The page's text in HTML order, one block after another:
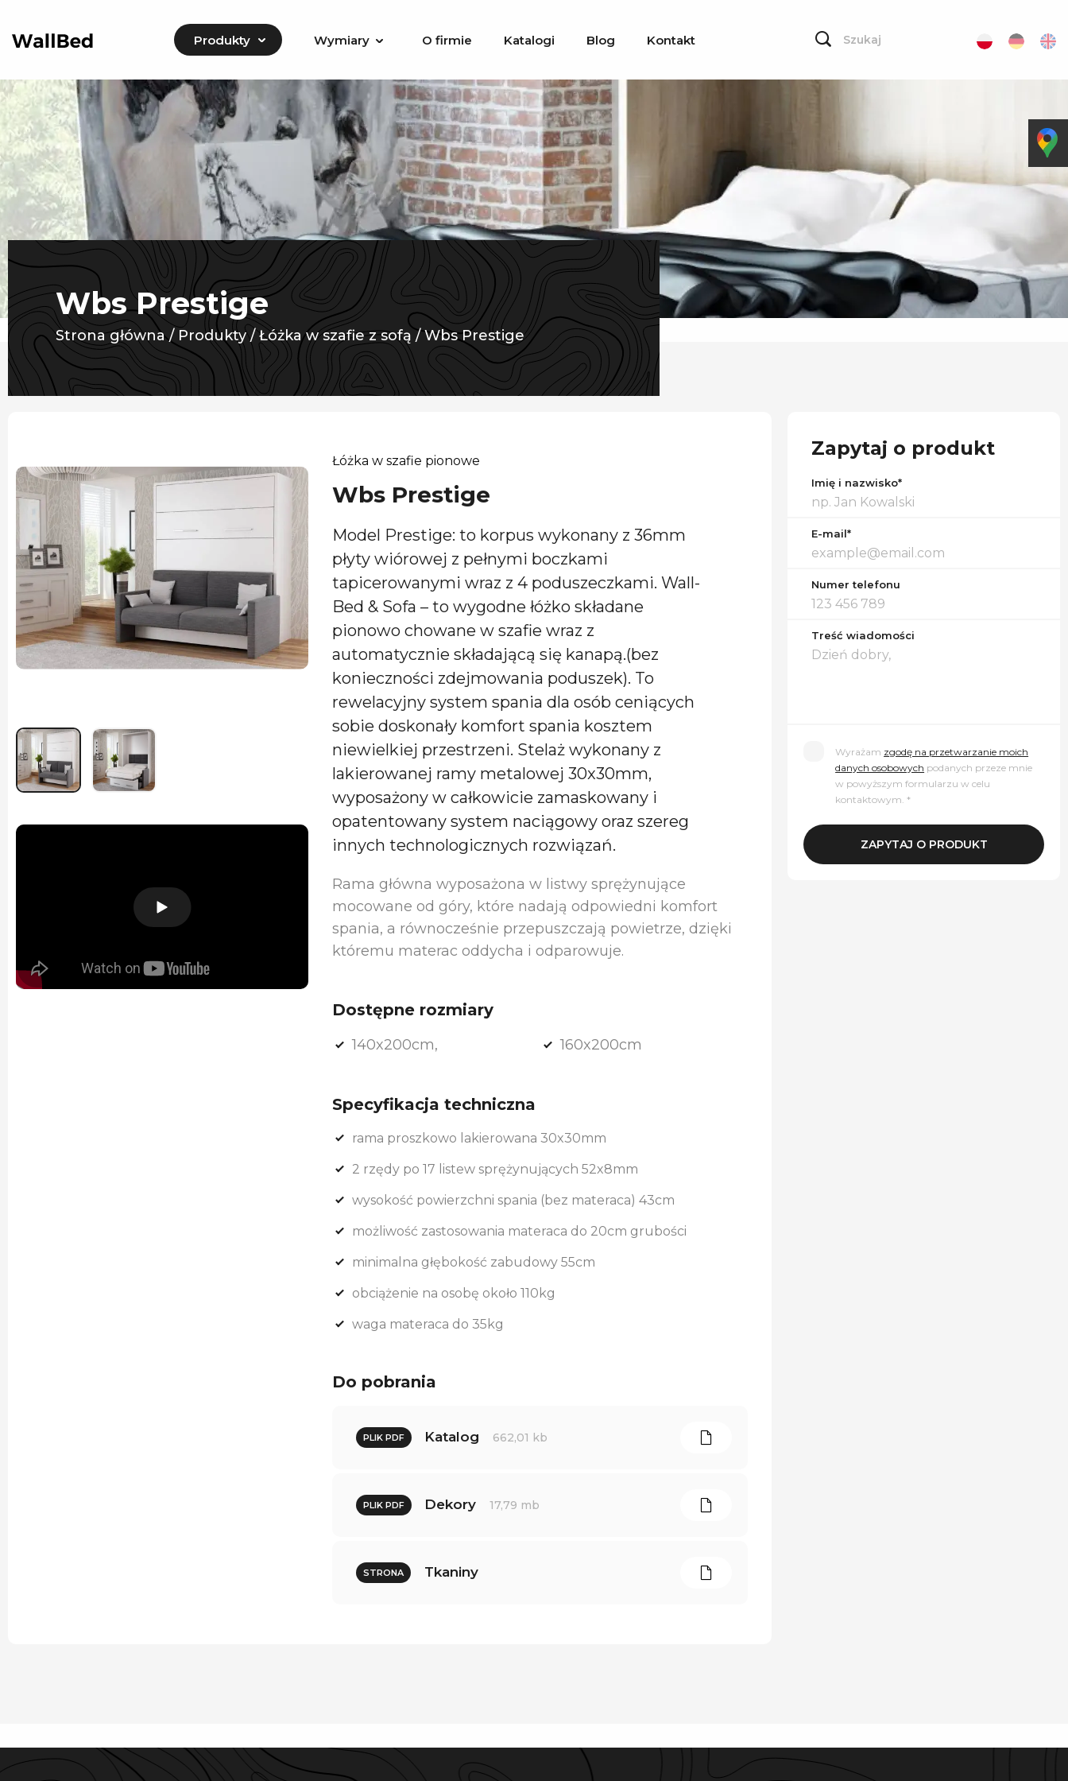
Produkty Wymiary O firmie Katalogi Blog Kontakt
Wbs Prestige
Strona główna/ Produkty/Łóżka w szafie z sofą /Wbs Prestige
Łóżka w szafie pionowe
Wbs Prestige
Model Prestige: to korpus wykonany z 36mm
płyty wiórowej z pełnymi boczkami
tapicerowanymi wraz z 4 poduszeczkami. Wall-
Bed & Sofa – to wygodne łóżko składane
pionowo chowane w szafie wraz z
automatycznie składającą się kanapą.(bez
konieczności zdejmowania poduszek). To
rewelacyjny system spania dla osób ceniących
sobie doskonały komfort spania kosztem
niewielkiej przestrzeni. Stelaż wykonany z
lakierowanej ramy metalowej 30x30mm,
wyposażony w całkowicie zamaskowany i
opatentowany system naciągowy oraz szereg
innych technologicznych rozwiązań.
Rama główna wyposażona w listwy sprężynujące
mocowane od góry, które nadają odpowiedni komfort
spania, a równocześnie przepuszczają powietrze, dzięki
któremu materac oddycha i odparowuje.
Dostępne rozmiary
140x200cm, 160x200cm
Specyfikacja techniczna
rama proszkowo lakierowana 30x30mm
2 rzędy po 17 listew sprężynujących 52x8mm
wysokość powierzchni spania (bez materaca) 43cm
możliwość zastosowania materaca do 20cm grubości
minimalna głębokość zabudowy 55cm
obciążenie na osobę około 110kg
waga materaca do 35kg
Do pobrania
PLIK PDF Katalog 662,01 kb
PLIK PDF Dekory 17,79 mb
STRONA Tkaniny
Zapytaj o produkt
Imię i nazwisko*
E-mail*
Numer telefonu
Treść wiadomości
Wyrażam zgodę na przetwarzanie moich
danych osobowych podanych przeze mnie
w powyższym formularzu w celu
kontaktowym. *